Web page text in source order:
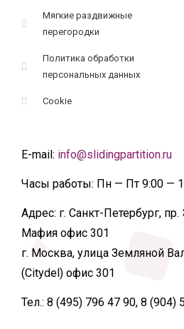
Мягкие раздвижные
перегородки
Политика обработки
персональных данных
Cookie
E-mail: info@slidingpartition.ru
Часы работы: Пн — Пт 9:00 —
Адрес: г. Санкт-Петербург,
Мафия офис 301
г. Москва, улица Земляной
(Citydel) офис 301
Тел.: 8 (495) 796 47 90, 8 (904)